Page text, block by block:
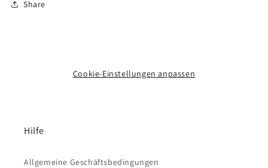
Share
Cookie-Einstellungen anpassen
Hilfe
Allgemeine Geschäftsbedingungen